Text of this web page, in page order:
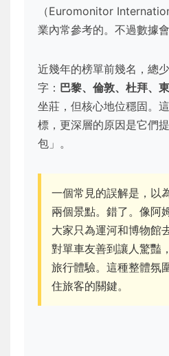
（Euromonitor
業內常參考的。不過數據
近幾年的榜單前幾名，總
字： 巴黎、倫敦、杜拜、
坐莊，但核心地位穩固。
標，更深層的原因是它們
包」。
一個常見的誤解是，以
兩個景點。錯了。像阿
大家只為運河和博物館
對單車友善到讓人驚豔
旅行體驗。這種整體氛
住旅客的關鍵。